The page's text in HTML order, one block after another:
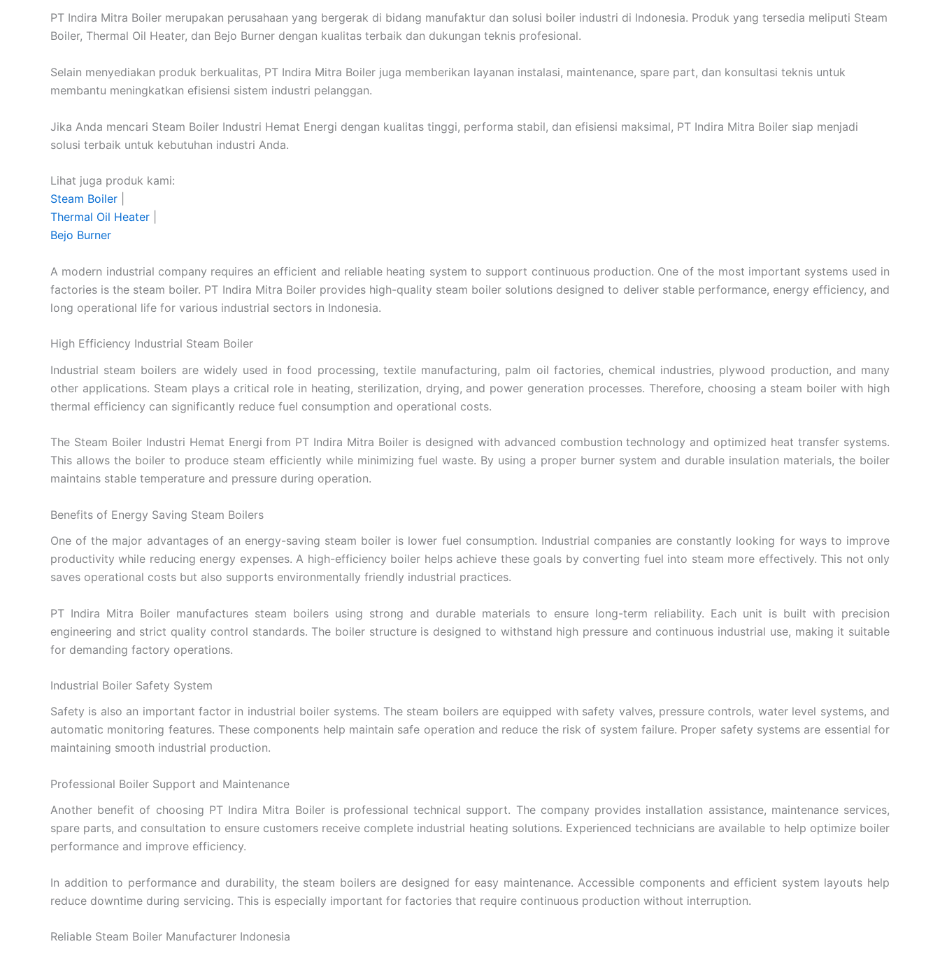
PT Indira Mitra Boiler merupakan perusahaan yang bergerak di bidang manufaktur dan solusi boiler industri di Indonesia. Produk yang tersedia meliputi Steam
Boiler, Thermal Oil Heater, dan Bejo Burner dengan kualitas terbaik dan dukungan teknis profesional.
Selain menyediakan produk berkualitas, PT Indira Mitra Boiler juga memberikan layanan instalasi, maintenance, spare part, dan konsultasi teknis untuk
membantu meningkatkan efisiensi sistem industri pelanggan.
Jika Anda mencari Steam Boiler Industri Hemat Energi dengan kualitas tinggi, performa stabil, dan efisiensi maksimal, PT Indira Mitra Boiler siap menjadi
solusi terbaik untuk kebutuhan industri Anda.
Lihat juga produk kami:
Steam Boiler
Thermal Oil Heater
Bejo Burner
A modern industrial company requires an efficient and reliable heating system to support continuous production. One of the most important systems used in
factories is the steam boiler. PT Indira Mitra Boiler provides high-quality steam boiler solutions designed to deliver stable performance, energy efficiency, and
long operational life for various industrial sectors in Indonesia.
High Efficiency Industrial Steam Boiler
Industrial steam boilers are widely used in food processing, textile manufacturing, palm oil factories, chemical industries, plywood production, and many
other applications. Steam plays a critical role in heating, sterilization, drying, and power generation processes. Therefore, choosing a steam boiler with high
thermal efficiency can significantly reduce fuel consumption and operational costs.
The Steam Boiler Industri Hemat Energi from PT Indira Mitra Boiler is designed with advanced combustion technology and optimized heat transfer systems.
This allows the boiler to produce steam efficiently while minimizing fuel waste. By using a proper burner system and durable insulation materials, the boiler
maintains stable temperature and pressure during operation.
Benefits of Energy Saving Steam Boilers
One of the major advantages of an energy-saving steam boiler is lower fuel consumption. Industrial companies are constantly looking for ways to improve
productivity while reducing energy expenses. A high-efficiency boiler helps achieve these goals by converting fuel into steam more effectively. This not only
saves operational costs but also supports environmentally friendly industrial practices.
PT Indira Mitra Boiler manufactures steam boilers using strong and durable materials to ensure long-term reliability. Each unit is built with precision
engineering and strict quality control standards. The boiler structure is designed to withstand high pressure and continuous industrial use, making it suitable
for demanding factory operations.
Industrial Boiler Safety System
Safety is also an important factor in industrial boiler systems. The steam boilers are equipped with safety valves, pressure controls, water level systems, and
automatic monitoring features. These components help maintain safe operation and reduce the risk of system failure. Proper safety systems are essential for
maintaining smooth industrial production.
Professional Boiler Support and Maintenance
Another benefit of choosing PT Indira Mitra Boiler is professional technical support. The company provides installation assistance, maintenance services,
spare parts, and consultation to ensure customers receive complete industrial heating solutions. Experienced technicians are available to help optimize boiler
performance and improve efficiency.
In addition to performance and durability, the steam boilers are designed for easy maintenance. Accessible components and efficient system layouts help
reduce downtime during servicing. This is especially important for factories that require continuous production without interruption.
Reliable Steam Boiler Manufacturer Indonesia